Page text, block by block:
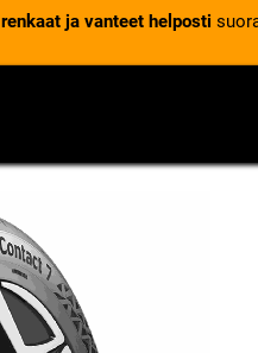
renkaat ja vanteet helposti